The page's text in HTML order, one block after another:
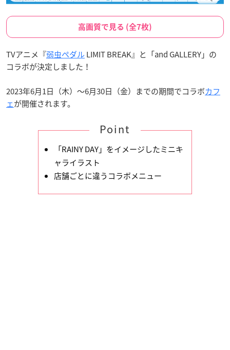
高画質で見る (全7枚)
TVアニメ『弱虫ペダル LIMIT BREAK』と「and GALLERY」の
コラボが決定しました！
2023年6月1日（木）～6月30日（金）までの期間でコラボカフ
ェが開催されます。
Point
「RAINY DAY」をイメージしたミニキ
ャライラスト
店舗ごとに違うコラボメニュー